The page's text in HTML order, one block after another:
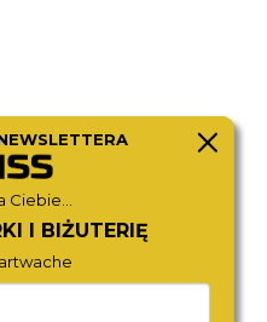
MICHAEL KORS
MK7547
Ciebie...
I BIŻUTERIĘ